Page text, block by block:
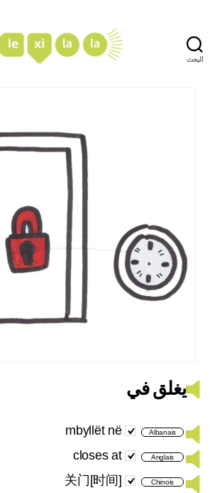
البحث
يغلق في
Albanais
mbyllët në
Anglais
closes at
Chinois
[时间]关门